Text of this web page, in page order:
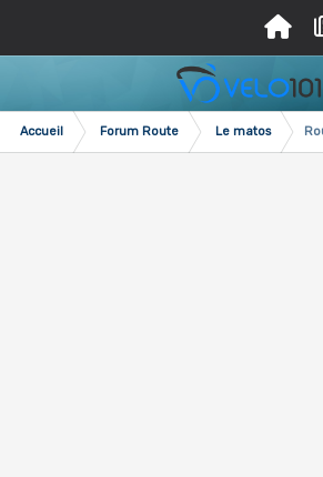
Accueil Forum Route Le matos